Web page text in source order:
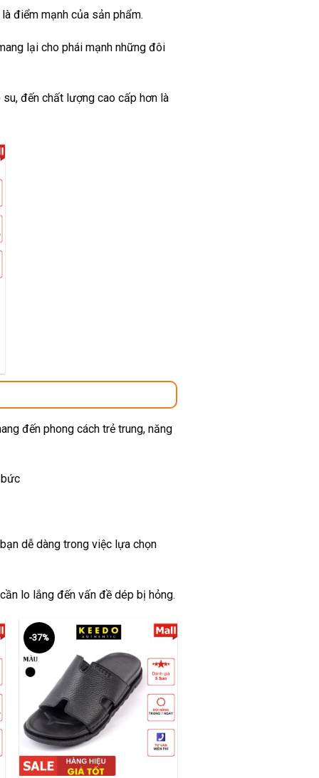
điểm mạnh của sản phẩm.
lại cho phái mạnh những đôi
đến chất lượng cao cấp hơn là
₫.
đến phong cách trẻ trung, năng
dễ dàng trong việc lựa chọn
lo lắng đến vấn đề dép bị hỏng.
-37%
+